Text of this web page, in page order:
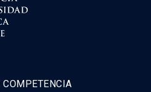
COMPETENCIA